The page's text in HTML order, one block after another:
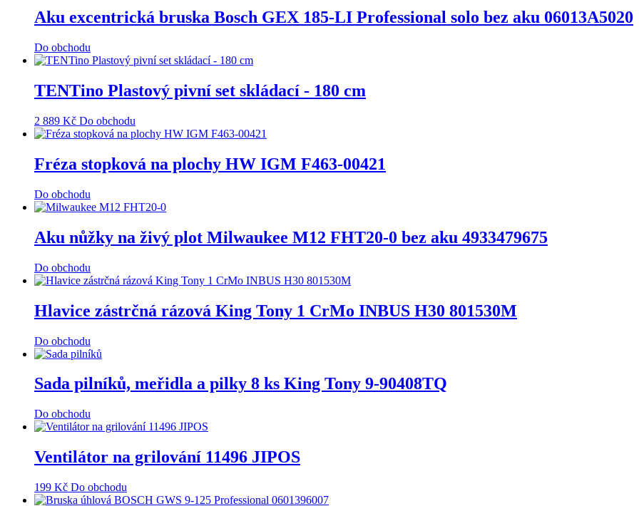
Aku excentrická bruska Bosch GEX 185-LI Professional solo bez aku 06013A5020
Do obchodu
TENTino Plastový pivní set skládací - 180 cm
2 889 Kč Do obchodu
Fréza stopková na plochy HW IGM F463-00421
Do obchodu
Aku nůžky na živý plot Milwaukee M12 FHT20-0 bez aku 4933479675
Do obchodu
Hlavice zástrčná rázová King Tony 1 CrMo INBUS H30 801530M
Do obchodu
Sada pilníků, meřidla a pilky 8 ks King Tony 9-90408TQ
Do obchodu
Ventilátor na grilování 11496 JIPOS
199 Kč Do obchodu